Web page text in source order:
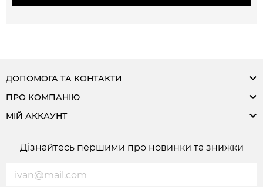
ДОПОМОГА ТА КОНТАКТИ
ПРО КОМПАНІЮ
МІЙ АККАУНТ
Дізнайтесь першими про новинки та знижки